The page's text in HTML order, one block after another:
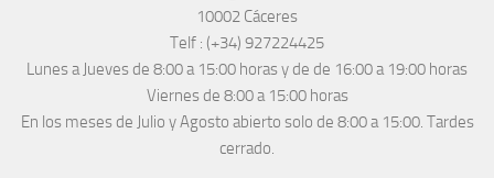
10002 Cáceres
Telf : (+34) 927224425
Lunes a Jueves de 8:00 a 15:00 horas y de de 16:00 a 19:00 horas
Viernes de 8:00 a 15:00 horas
En los meses de Julio y Agosto abierto solo de 8:00 a 15:00. Tardes
cerrado.